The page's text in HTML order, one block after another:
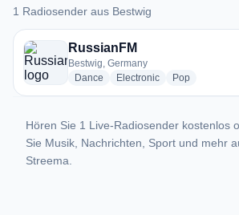
1 Radiosender aus Bestwig
1 Radiosender aus Bestwig
RussianFM
Bestwig, Germany
Dance radio stations
Electronicradio stations
Popradio
Hören Sie 1 Live-Radiosender kostenlos
Sie Musik, Nachrichten, Sport und mehr
Streema.